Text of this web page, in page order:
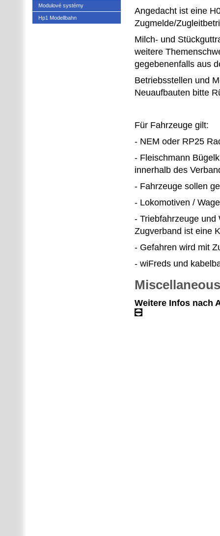
Angedacht ist eine
Zugmelde/
Milch- und
weitere
gegebenenfalls aus
Betriebsstellen und
Neuaufbauten bitte
Für Fahrzeuge gilt:
- NEM oder RP25
- Fleischmann
innerhalb des
- Fahrzeuge sollen
- Lokomotiven /
- Triebfahrzeuge und
Zugverband ist eine
- Gefahren wird mit
- wiFreds und
Miscellaneous
Weitere Infos nach
Modulové systémy
Hp1 Modellbahn